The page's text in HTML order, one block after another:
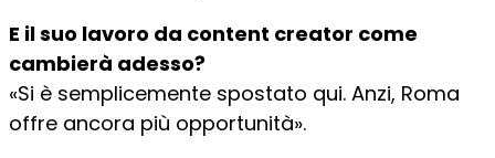
E il suo lavoro da content creator come
cambierà adesso?
«Si è semplicemente spostato qui. Anzi, Roma
offre ancora più opportunità».